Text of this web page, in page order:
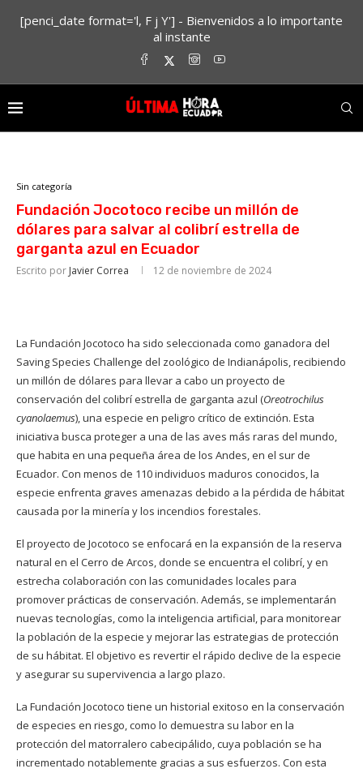
[penci_date format='l, F j Y'] - Bienvenidos a lo importante
al instante
Sin categoría
Fundación Jocotoco recibe un millón de
dólares para salvar al colibrí estrella de
garganta azul en Ecuador
Escrito por Javier Correa 12 de noviembre de 2024
La Fundación Jocotoco ha sido seleccionada como ganadora del
Saving Species Challenge del zoológico de Indianápolis, recibiendo
un millón de dólares para llevar a cabo un proyecto de
conservación del colibrí estrella de garganta azul (Oreotrochilus
cyanolaemus), una especie en peligro crítico de extinción. Esta
iniciativa busca proteger a una de las aves más raras del mundo,
que habita en una pequeña área de los Andes, en el sur de
Ecuador. Con menos de 110 individuos maduros conocidos, la
especie enfrenta graves amenazas debido a la pérdida de hábitat
causada por la minería y los incendios forestales.
El proyecto de Jocotoco se enfocará en la expansión de la reserva
natural en el Cerro de Arcos, donde se encuentra el colibrí, y en
estrecha colaboración con las comunidades locales para
promover prácticas de conservación. Además, se implementarán
nuevas tecnologías, como la inteligencia artificial, para monitorear
la población de la especie y mejorar las estrategias de protección
de su hábitat. El objetivo es revertir el rápido declive de la especie
y asegurar su supervivencia a largo plazo.
La Fundación Jocotoco tiene un historial exitoso en la conservación
de especies en riesgo, como lo demuestra su labor en la
protección del matorralero cabecipálido, cuya población se ha
incrementado notablemente gracias a sus esfuerzos. Con esta